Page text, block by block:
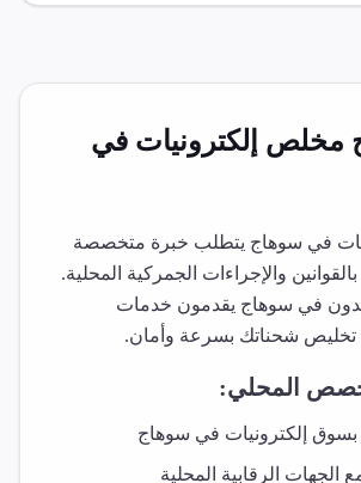
مخلص إلكترونيات في
في سوهاج يتطلب خبرة متخصصة
والإجراءات الجمركية المحلية.
في سوهاج يقدمون خدمات
تخليص شحناتك بسرعة وأمان.
المحلي:
بسوق إلكترونيات في سوهاج
الجهات الرقابية المحلية